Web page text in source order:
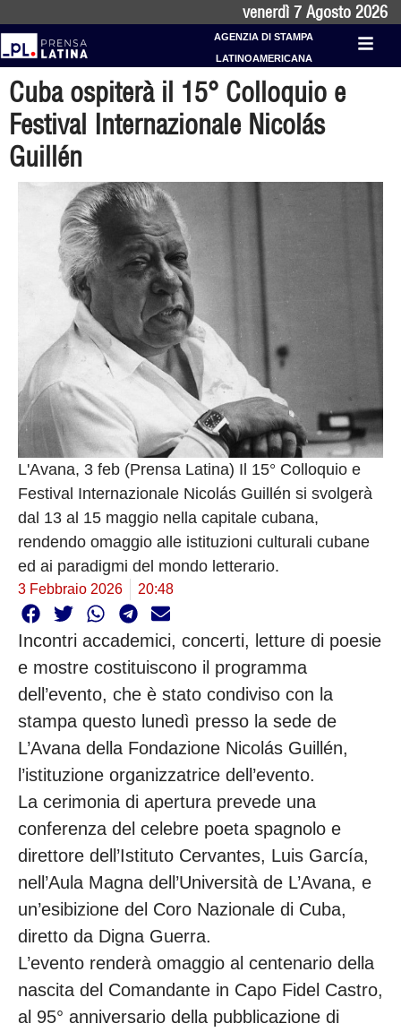
venerdì 7 Agosto 2026
AGENZIA DI STAMPA
LATINOAMERICANA
Cuba ospiterà il 15° Colloquio e
Festival Internazionale Nicolás
Guillén
L'Avana, 3 feb (Prensa Latina) Il 15° Colloquio e
Festival Internazionale Nicolás Guillén si svolgerà
dal 13 al 15 maggio nella capitale cubana,
rendendo omaggio alle istituzioni culturali cubane
ed ai paradigmi del mondo letterario.
3 Febbraio 2026 20:48
Incontri accademici, concerti, letture di poesie
e mostre costituiscono il programma
dell’evento, che è stato condiviso con la
stampa questo lunedì presso la sede de
L’Avana della Fondazione Nicolás Guillén,
l’istituzione organizzatrice dell’evento.
La cerimonia di apertura prevede una
conferenza del celebre poeta spagnolo e
direttore dell’Istituto Cervantes, Luis García,
nell’Aula Magna dell’Università de L’Avana, e
un’esibizione del Coro Nazionale di Cuba,
diretto da Digna Guerra.
L’evento renderà omaggio al centenario della
nascita del Comandante in Capo Fidel Castro,
al 95° anniversario della pubblicazione di